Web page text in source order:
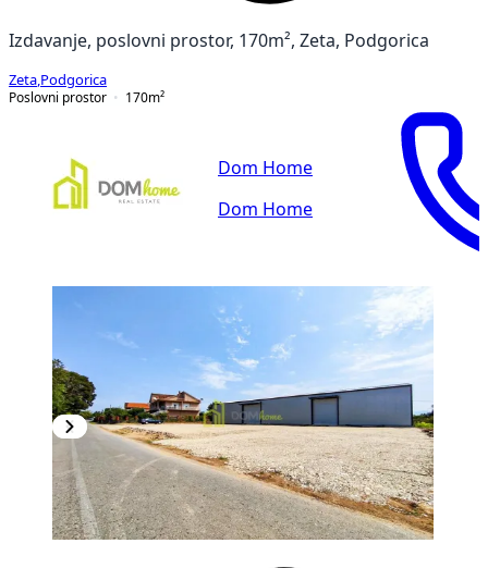
Izdavanje, poslovni prostor, 170m², Zeta, Podgorica
Zeta Podgorica
Poslovni prostor
170m²
Dom Home
Dom Home